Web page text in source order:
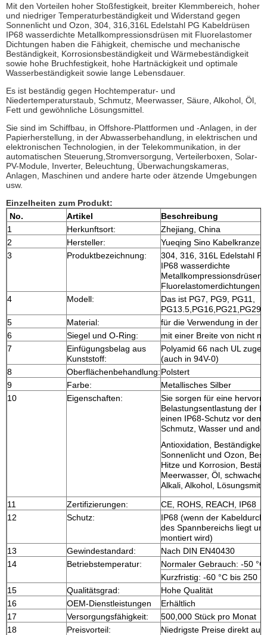
Mit den Vorteilen hoher Stoßfestigkeit, breiter Klemmbereich, hoher
und niedriger Temperaturbeständigkeit und Widerstand gegen
Sonnenlicht und Ozon, 304, 316,316L Edelstahl PG Kabeldrüsen
IP68 wasserdichte Metallkompressionsdrüsen mit Fluorelastomer
Dichtungen haben die Fähigkeit, chemische und mechanische
Beständigkeit, Korrosionsbeständigkeit und Wärmebeständigkeit
sowie hohe Bruchfestigkeit, hohe Hartnäckigkeit und optimale
Wasserbeständigkeit sowie lange Lebensdauer.
Es ist beständig gegen Hochtemperatur- und
Niedertemperaturstaub, Schmutz, Meerwasser, Säure, Alkohol, Öl,
Fett und gewöhnliche Lösungsmittel.
Sie sind im Schiffbau, in Offshore-Plattformen und -Anlagen, in der
Papierherstellung, in der Abwasserbehandlung, in elektrischen und
elektronischen Technologien, in der Telekommunikation, in der
automatischen Steuerung,Stromversorgung, Verteilerboxen, Solar-
PV-Module, Inverter, Beleuchtung, Überwachungskameras,
Anlagen, Maschinen und andere harte oder ätzende Umgebungen
usw.
Einzelheiten zum Produkt:
No.
Artikel
Beschreibung
1
Herkunftsort:
Zhejiang, China
2
Hersteller:
Yueqing Sino
3
Produktbezeichnung:
304, 316, 316L Edelstahl
IP68 wasserdichte
Metallkompressionsdrüsen
Fluorelastomerdichtungen
4
Modell:
Das ist PG7, PG9, PG11,
5
Material:
für die Verwendung in der
6
Siegel und O-Ring:
mit einer Breite von nicht
7
Einfügungsbelag aus
Kunststoff:
Polyamid 66 nach UL
(auch in 94V-0)
8
Oberflächenbehandlung:Polstert
9
Farbe:
Metallisches Silber
10
Eigenschaften:
Sie sorgen für eine
Belastungsentlastung der
einen IP68-Schutz vor dem
Schmutz, Wasser und
Antioxidation, Beständigkeit
Sonnenlicht und Ozon,
Hitze und Korrosion,
Meerwasser, Öl, schwache
Alkali, Alkohol,
11
Zertifizierungen:
CE, ROHS, REACH, IP68
12
Schutz:
IP68 (wenn der
des Spannbereichs liegt
montiert wird)
13
Gewindestandard:
Nach DIN EN40430
14
Betriebstemperatur:
Normaler Gebrauch: -50
Kurzfristig: -60 °C bis 250
15
Qualitätsgrad:
Hohe Qualität
16
OEM-Dienstleistungen
Erhältlich
17
Versorgungsfähigkeit:
500,000 Stück pro Monat
18
Preisvorteil: Niedrigste Preise direkt